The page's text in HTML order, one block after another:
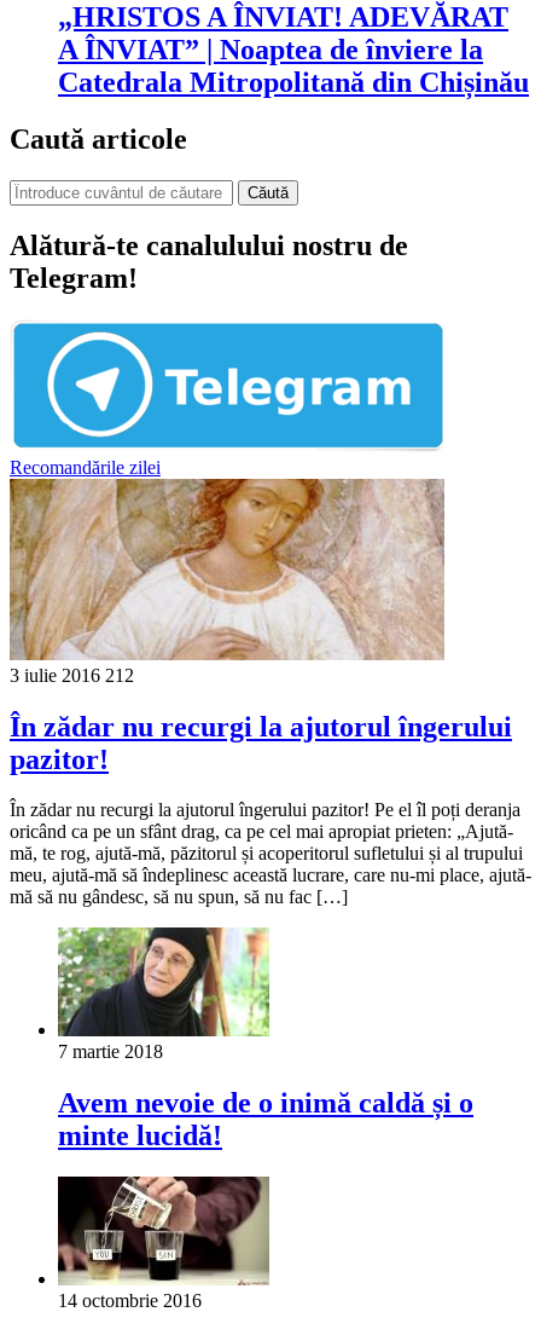
„HRISTOS A ÎNVIAT! ADEVĂRAT
A ÎNVIAT” | Noaptea de înviere la
Catedrala Mitropolitană din Chișinău
Caută articole
Căută
Alătură-te canalulului nostru de
Telegram!
Recomandările zilei
3 iulie 2016 212
În zădar nu recurgi la ajutorul îngerului
pazitor!
În zădar nu recurgi la ajutorul îngerului pazitor! Pe el îl poți deranja
oricând ca pe un sfânt drag, ca pe cel mai apropiat prieten: „Ajută-
mă, te rog, ajută-mă, păzitorul și acoperitorul sufletului și al trupului
meu, ajută-mă să îndeplinesc această lucrare, care nu-mi place, ajută-
mă să nu gândesc, să nu spun, să nu fac […]
7 martie 2018
Avem nevoie de o inimă caldă și o
minte lucidă!
14 octombrie 2016